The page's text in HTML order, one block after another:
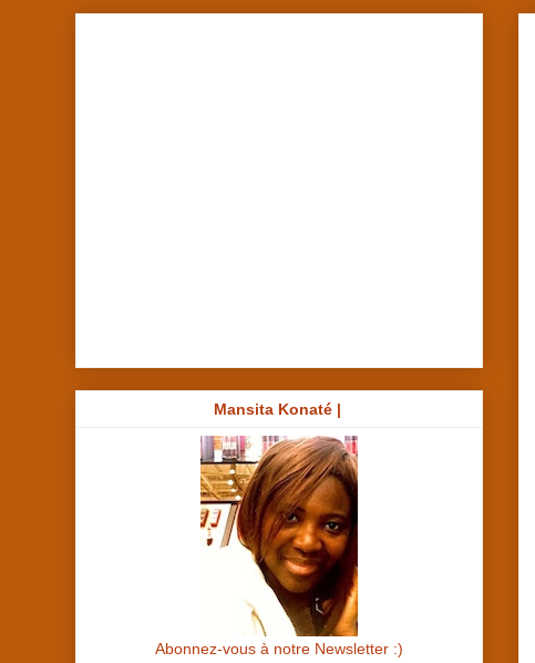
Mansita Konaté |
Abonnez-vous à notre Newsletter :)